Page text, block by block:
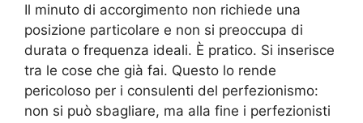
Il minuto di accorgimento non richiede una
posizione particolare e non si preoccupa di
durata o frequenza ideali. È pratico. Si inserisce
tra le cose che già fai. Questo lo rende
pericoloso per i consulenti del perfezionismo:
non si può sbagliare, ma alla fine i perfezionisti